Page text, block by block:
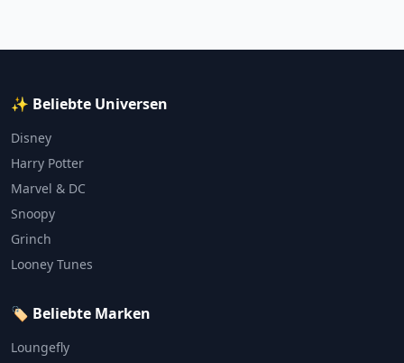
✨ Beliebte Universen
Disney
Harry Potter
Marvel & DC
Snoopy
Grinch
Looney Tunes
🏷️ Beliebte Marken
Loungefly